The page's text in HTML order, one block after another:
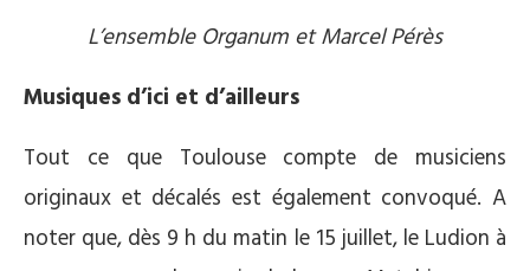
L’ensemble Organum et Marcel Pérès
Musiques d’ici et d’ailleurs
Tout ce que Toulouse compte de musiciens
originaux et décalés est également convoqué. A
noter que, dès 9 h du matin le 15 juillet, le Ludion à